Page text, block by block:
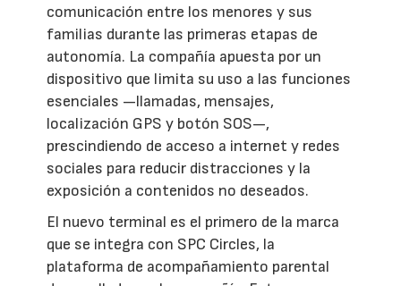
comunicación entre los menores y sus
familias durante las primeras etapas de
autonomía. La compañía apuesta por un
dispositivo que limita su uso a las funciones
esenciales —llamadas, mensajes,
localización GPS y botón SOS—,
prescindiendo de acceso a internet y redes
sociales para reducir distracciones y la
exposición a contenidos no deseados.
El nuevo terminal es el primero de la marca
que se integra con SPC Circles, la
plataforma de acompañamiento parental